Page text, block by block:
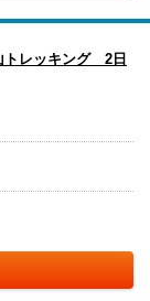
トレッキング 2日